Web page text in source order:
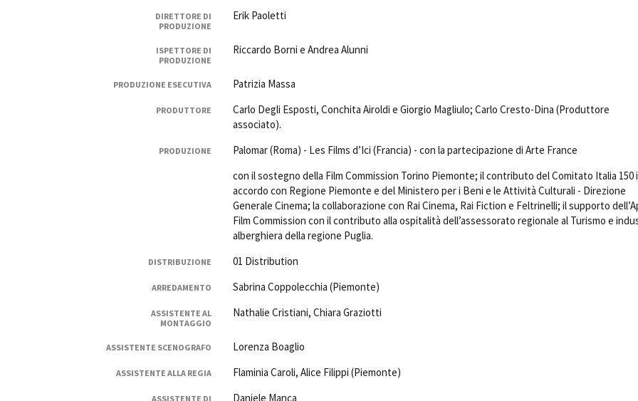
DIRETTORE DI
PRODUZIONE
Erik Paoletti
ISPETTORE DI
PRODUZIONE
Riccardo Borni e Andrea Alunni
PRODUZIONE ESECUTIVA Patrizia Massa
PRODUTTORE
Carlo Degli Esposti, Conchita Airoldi e Giorgio Magliulo; Carlo Cresto-Dina (Produttore
associato).
PRODUZIONE
Palomar (Roma) - Les Films d’Ici (Francia) - con la partecipazione di Arte France
con il sostegno della Film Commission Torino Piemonte; il contributo del Comitato Italia 150
accordo con Regione Piemonte e del Ministero per i Beni e le Attività Culturali - Direzione
Generale Cinema; la collaborazione con Rai Cinema, Rai Fiction e Feltrinelli; il supporto
Film Commission con il contributo alla ospitalità dell’assessorato regionale al Turismo e
alberghiera della regione Puglia.
DISTRIBUZIONE 01 Distribution
ARREDAMENTO Sabrina Coppolecchia (Piemonte)
ASSISTENTE AL
MONTAGGIO
Nathalie Cristiani, Chiara Graziotti
ASSISTENTE SCENOGRAFO Lorenza Boaglio
ASSISTENTE ALLA REGIA Flaminia Caroli, Alice Filippi (Piemonte)
ASSISTENTE DI Daniele Manca